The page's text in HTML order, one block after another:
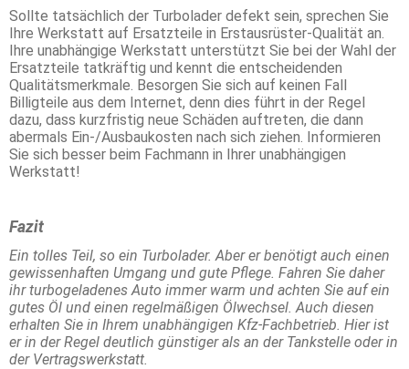
Sollte tatsächlich der Turbolader defekt sein, sprechen Sie
Ihre Werkstatt auf Ersatzteile in Erstausrüster-Qualität an.
Ihre unabhängige Werkstatt unterstützt Sie bei der Wahl der
Ersatzteile tatkräftig und kennt die entscheidenden
Qualitätsmerkmale. Besorgen Sie sich auf keinen Fall
Billigteile aus dem Internet, denn dies führt in der Regel
dazu, dass kurzfristig neue Schäden auftreten, die dann
abermals Ein-/Ausbaukosten nach sich ziehen. Informieren
Sie sich besser beim Fachmann in Ihrer unabhängigen
Werkstatt!
Fazit
Ein tolles Teil, so ein Turbolader. Aber er benötigt auch einen
gewissenhaften Umgang und gute Pflege. Fahren Sie daher
ihr turbogeladenes Auto immer warm und achten Sie auf ein
gutes Öl und einen regelmäßigen Ölwechsel. Auch diesen
erhalten Sie in Ihrem unabhängigen Kfz-Fachbetrieb. Hier ist
er in der Regel deutlich günstiger als an der Tankstelle oder in
der Vertragswerkstatt.